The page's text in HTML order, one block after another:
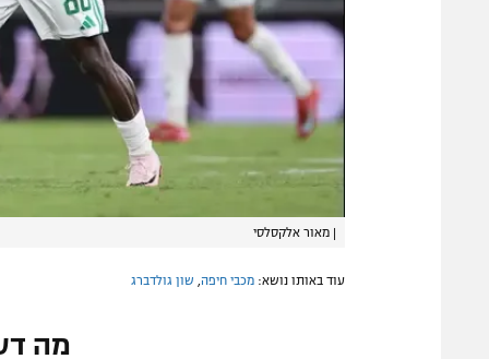
| מאור אלקסלסי
עוד באותו נושא: מכבי חיפה שון גולדברג
מה